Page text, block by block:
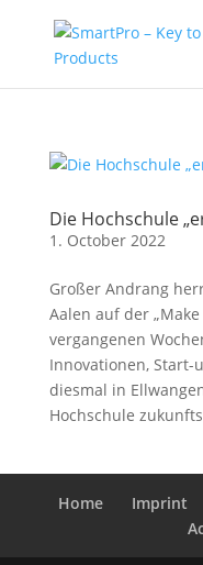
Die Hochschule
1. October 2022
Großer Andrang
Aalen auf der
vergangenen
Innovationen, Start-
diesmal in
Hochschule
Home Imprint